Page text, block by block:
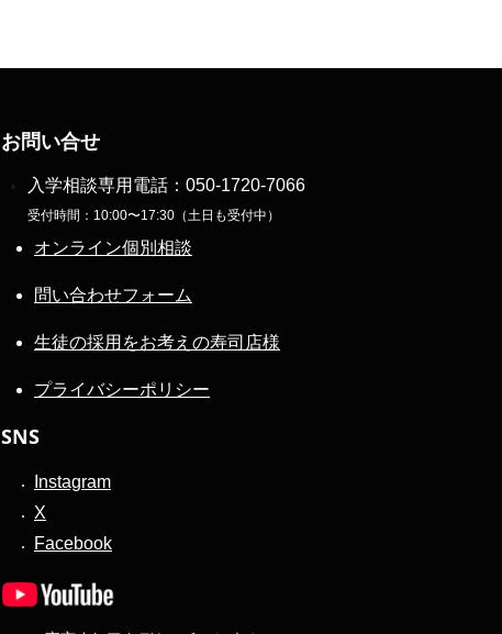
お問い合せ
入学相談専用電話： 050-1720-7066
受付時間：10:00〜17:30（土日も受付中）
オンライン個別相談
問い合わせフォーム
生徒の採用をお考えの寿司店様
プライバシーポリシー
SNS
Instagram
X
Facebook